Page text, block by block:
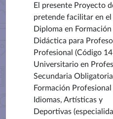
El presente Proyecto
pretende facilitar en el
Diploma en
Didáctica para
Profesional (Código
Universitario en
Secundaria
Formación Profesional
Idiomas, Artísticas y
Deportivas